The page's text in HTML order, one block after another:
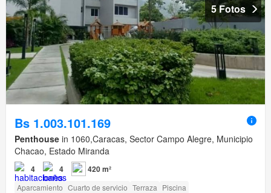
5 Fotos
Bs 1.003.101.169
Penthouse in 1060,Caracas, Sector Campo Alegre, Municipio
Chacao, Estado Miranda
4 4 420 m²
Aparcamiento Cuarto de servicio Terraza Piscina